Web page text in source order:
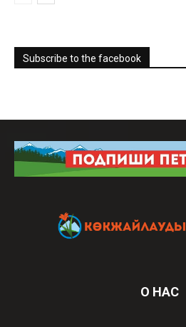
Subscribe to the facebook
О НАС